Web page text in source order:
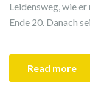
Leidensweg, wie
Ende 20. Danach
Read more